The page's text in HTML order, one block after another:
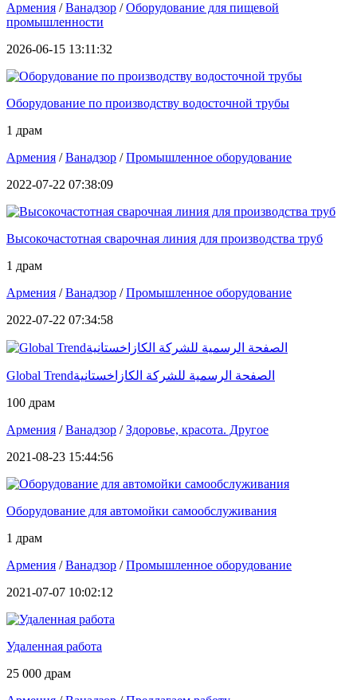
Армения /Ванадзор /Оборудование для пищевой
промышленности
2026-06-15 13:11:32
Оборудование по производству водосточной трубы
1 драм
Армения /Ванадзор /Промышленное оборудование
2022-07-22 07:38:09
Высокочастотная сварочная линия для производства труб
1 драм
Армения /Ванадзор /Промышленное оборудование
2022-07-22 07:34:58
Global Trendالصفحة الرسمية للشركة الكازاخستانية
100 драм
Армения /Ванадзор /Здоровье, красота. Другое
2021-08-23 15:44:56
Оборудование для автомойки самообслуживания
1 драм
Армения /Ванадзор /Промышленное оборудование
2021-07-07 10:02:12
Удаленная работа
25 000 драм